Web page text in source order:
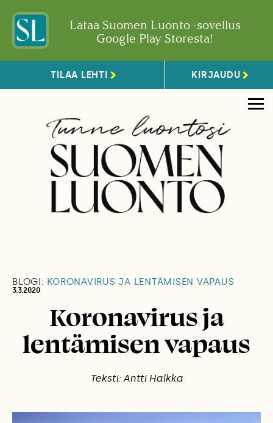
Lataa Suomen Luonto -sovellus
Google Play Storesta!
TILAA LEHTI KIRJAUDU
BLOGI: KORONAVIRUS JA LENTÄMISEN VAPAUS
3.3.2020
Koronavirus ja
lentämisen vapaus
Teksti: Antti Halkka